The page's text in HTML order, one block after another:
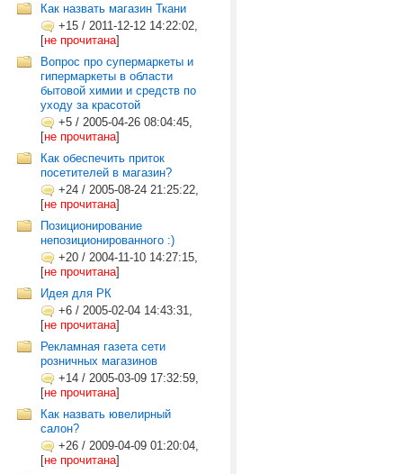
Как назвать магазин Ткани
+15 / 2011-12-12 14:22:02,
[не прочитана]
Вопрос про супермаркеты и
гипермаркеты в области
бытовой химии и средств по
уходу за красотой
+5 / 2005-04-26 08:04:45,
[не прочитана]
Как обеспечить приток
посетителей в магазин?
+24 / 2005-08-24 21:25:22,
[не прочитана]
Позиционирование
непозиционированного :)
+20 / 2004-11-10 14:27:15,
[не прочитана]
Идея для РК
+6 / 2005-02-04 14:43:31,
[не прочитана]
Рекламная газета сети
розничных магазинов
+14 / 2005-03-09 17:32:59,
[не прочитана]
Как назвать ювелирный
салон?
+26 / 2009-04-09 01:20:04,
[не прочитана]